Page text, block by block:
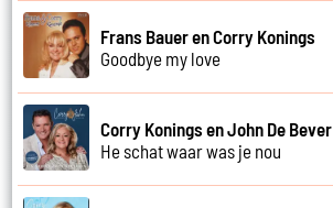
Frans Bauer en Corry Konings
Goodbye my love
Corry Konings en John De Bever
He schat waar was je nou